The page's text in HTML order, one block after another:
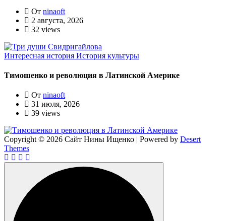
От ninaoft
2 августа, 2026
32 views
Интересная история История культуры
Тимошенко и революция в Латинской Америке
От ninaoft
31 июля, 2026
39 views
Copyright © 2026 Сайт Нины Ищенко | Powered by Desert
Themes